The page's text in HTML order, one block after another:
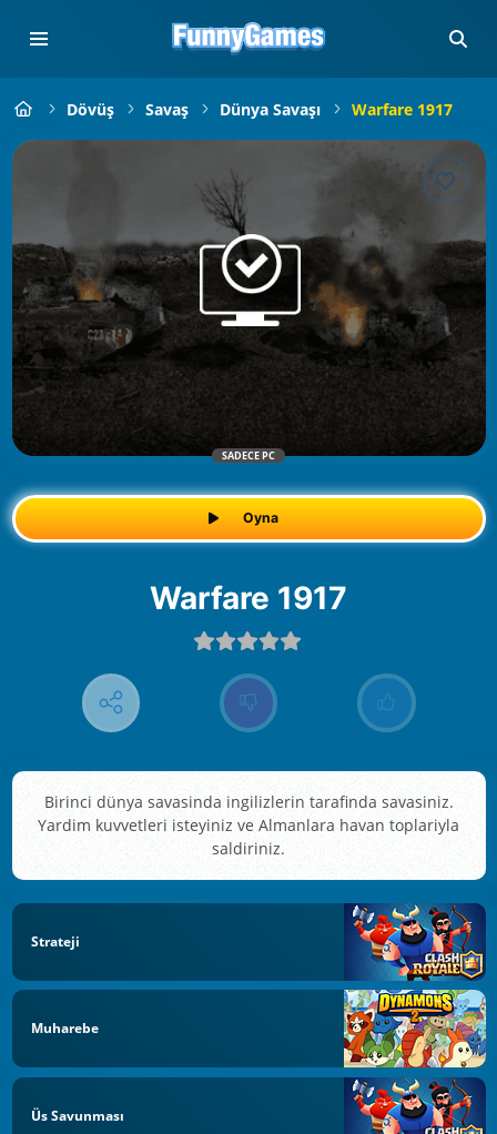
Dövüş Savaş Dünya Savaşı Warfare 1917
SADECE PC
Oyna
Warfare 1917
Birinci dünya savasinda ingilizlerin tarafinda savasiniz.
Yardim kuvvetleri isteyiniz ve Almanlara havan toplariyla
saldiriniz.
Strateji
Muharebe
Üs Savunması